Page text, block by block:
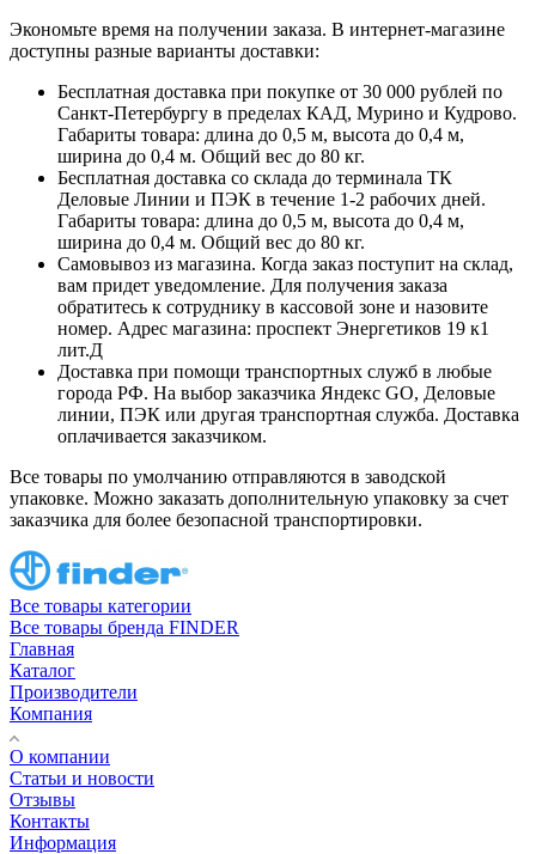
Экономьте время на получении заказа. В интернет-магазине
доступны разные варианты доставки:
Бесплатная доставка при покупке от 30 000 рублей по
Санкт-Петербургу в пределах КАД, Мурино и Кудрово.
Габариты товара: длина до 0,5 м, высота до 0,4 м,
ширина до 0,4 м. Общий вес до 80 кг.
Бесплатная доставка со склада до терминала ТК
Деловые Линии и ПЭК в течение 1-2 рабочих дней.
Габариты товара: длина до 0,5 м, высота до 0,4 м,
ширина до 0,4 м. Общий вес до 80 кг.
Самовывоз из магазина. Когда заказ поступит на склад,
вам придет уведомление. Для получения заказа
обратитесь к сотруднику в кассовой зоне и назовите
номер. Адрес магазина: проспект Энергетиков 19 к1
лит.Д
Доставка при помощи транспортных служб в любые
города РФ. На выбор заказчика Яндекс GO, Деловые
линии, ПЭК или другая транспортная служба. Доставка
оплачивается заказчиком.
Все товары по умолчанию отправляются в заводской
упаковке. Можно заказать дополнительную упаковку за счет
заказчика для более безопасной транспортировки.
Все товары категории
Все товары бренда FINDER
Главная
Каталог
Производители
Компания
О компании
Статьи и новости
Отзывы
Контакты
Информация